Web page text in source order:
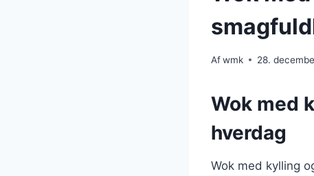
Afwmk 28.
Wok med
hverdag
Wok med kylling